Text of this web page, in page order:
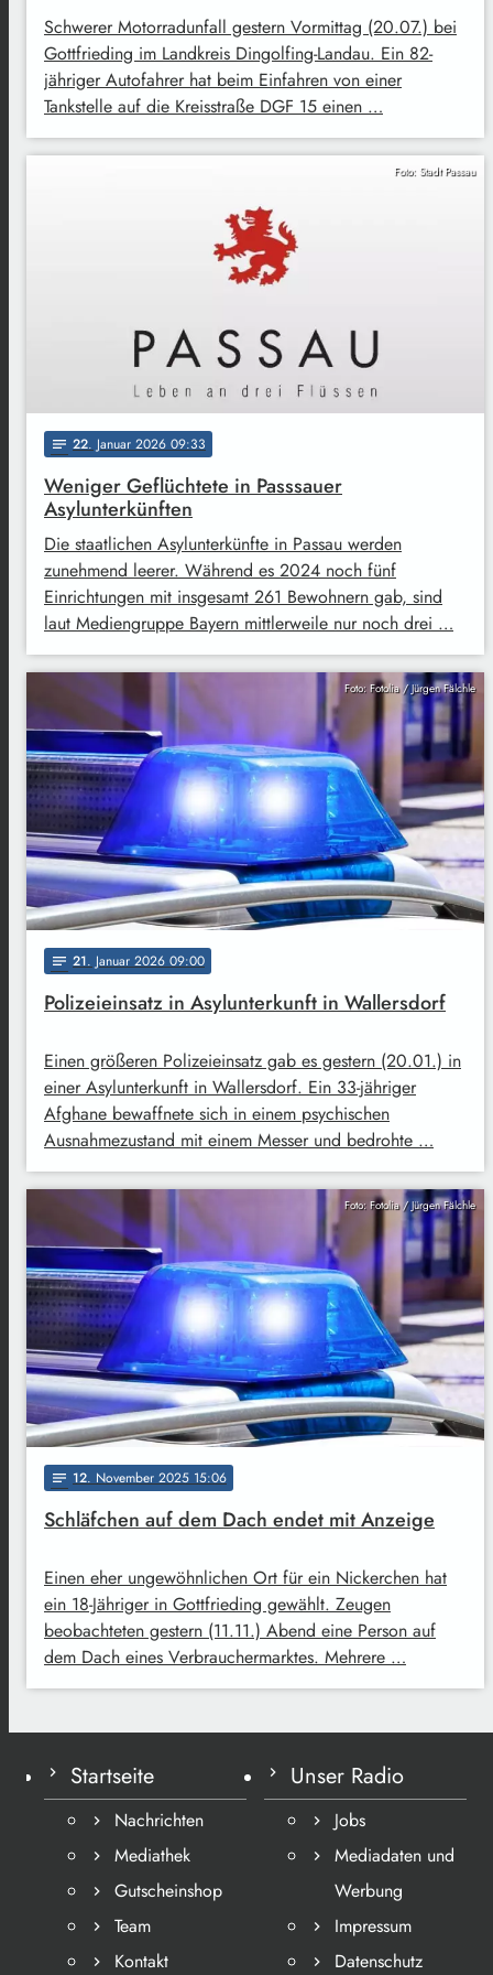
Schwerer Motorradunfall gestern Vormittag (20.07.) bei
Gottfrieding im Landkreis Dingolfing-Landau. Ein 82-
jähriger Autofahrer hat beim Einfahren von einer
Tankstelle auf die Kreisstraße DGF 15 einen …
Foto: Stadt Passau
notes 22. Januar 2026 09:33
Weniger Geflüchtete in Passsauer
Asylunterkünften
Die staatlichen Asylunterkünfte in Passau werden
zunehmend leerer. Während es 2024 noch fünf
Einrichtungen mit insgesamt 261 Bewohnern gab, sind
laut Mediengruppe Bayern mittlerweile nur noch drei …
Foto: Fotolia / Jürgen Fälchle
notes 21. Januar 2026 09:00
Polizeieinsatz in Asylunterkunft in Wallersdorf
Einen größeren Polizeieinsatz gab es gestern (20.01.) in
einer Asylunterkunft in Wallersdorf. Ein 33-jähriger
Afghane bewaffnete sich in einem psychischen
Ausnahmezustand mit einem Messer und bedrohte …
Foto: Fotolia / Jürgen Fälchle
notes 12. November 2025 15:06
Schläfchen auf dem Dach endet mit Anzeige
Einen eher ungewöhnlichen Ort für ein Nickerchen hat
ein 18-Jähriger in Gottfrieding gewählt. Zeugen
beobachteten gestern (11.11.) Abend eine Person auf
dem Dach eines Verbrauchermarktes. Mehrere …
Startseite
Nachrichten
Mediathek
Gutscheinshop
Team
Kontakt
Unser Radio
Jobs
Mediadaten und
Werbung
Impressum
Datenschutz